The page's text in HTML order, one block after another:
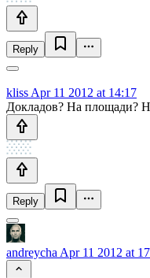
Reply
kliss Apr 11 2012 at 14:17
Докладов? На площади?
Reply
andreycha Apr 11 2012 at